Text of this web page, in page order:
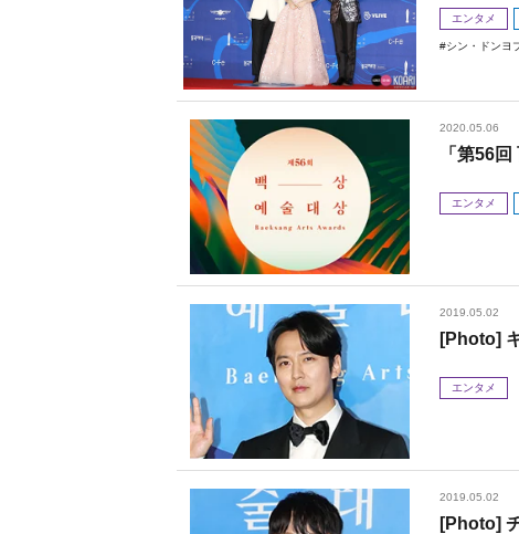
エンタメ
シン・ドンヨ
2020.05.06
「第56
エンタメ
2019.05.02
[Photo]
エンタメ
2019.05.02
[Photo]